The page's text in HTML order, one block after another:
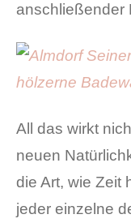
anschließender
All das wirkt
neuen
die Art, wie Zeit
jeder einzelne